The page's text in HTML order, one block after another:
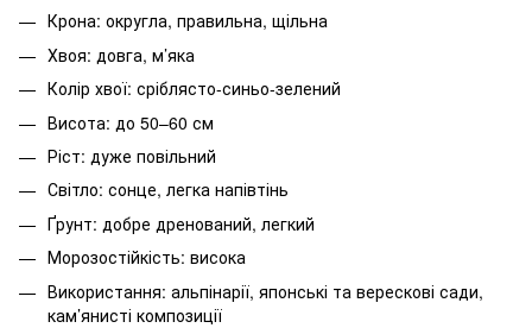
Крона: округла, правильна, щільна
Хвоя: довга, м’яка
Колір хвої: сріблясто-синьо-зелений
Висота: до 50–60 см
Ріст: дуже повільний
Світло: сонце, легка напівтінь
Ґрунт: добре дренований, легкий
Морозостійкість: висока
Використання: альпінарії, японські та верескові сади,
кам’янисті композиції